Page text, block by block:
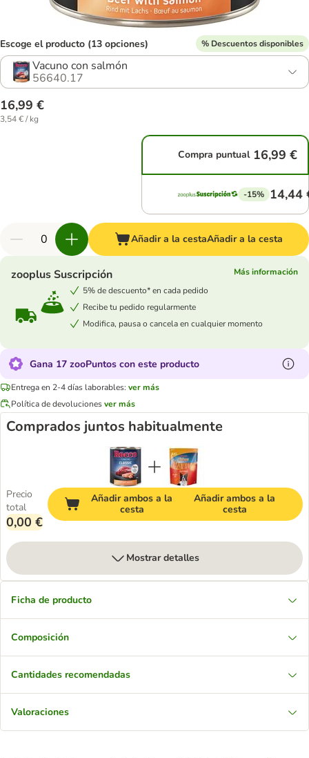
Escoge el producto (13 opciones) % Descuentos disponibles
Vacuno con salmón
56640.17
16,99 €
3,54 € / kg
Compra puntual 16,99 €
-15% 14,44
Añadir a la cestaAñadir a la cesta
zooplus Suscripción
Más información
5% de descuento* en cada pedido
Recibe tu pedido regularmente
Modifica, pausa o cancela en cualquier momento
Gana 17 zooPuntos con este producto
Entrega en 2-4 días laborables: ver más
Política de devolucionesver más
Comprados juntos habitualmente
Precio
total
0,00 €
Añadir ambos a la
cesta
Añadir ambos a la
cesta
Mostrar detalles
Ficha de producto
Composición
Cantidades recomendadas
Valoraciones